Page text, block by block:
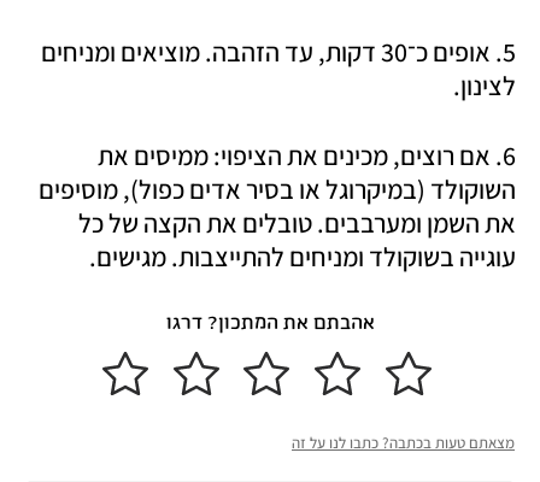
לצינון.
עוגייה בשוקולד ומניחים להתייצבות. מגישים.
אהבתם את המתכון? דרגו
מצאתם טעות בכתבה? כתבו לנו על זה